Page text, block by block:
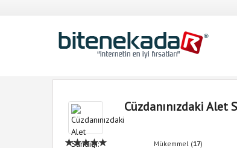
Cüzdanınızdaki Alet
Mükemmel (17)